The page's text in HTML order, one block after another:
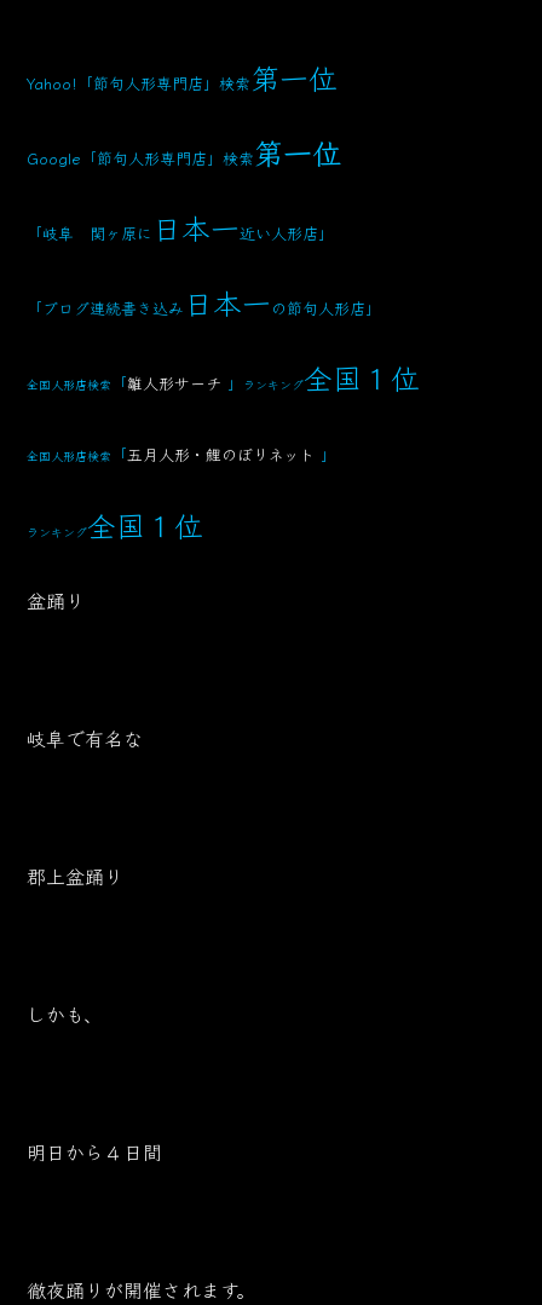
Yahoo!「節句人形専門店」検索第一位
Google「節句人形専門店」検索第一位
「岐阜 関ヶ原に 日本一近い人形店」
「ブログ連続書き込み 日本一 の節句人形店」
全国人形店検索 「雛人形サーチ 」 ランキング全国１位
全国人形店検索 「五月人形・鯉のぼりネット 」
ランキング全国１位
盆踊り
岐阜で有名な
郡上盆踊り
しかも、
明日から４日間
徹夜踊りが開催されます。